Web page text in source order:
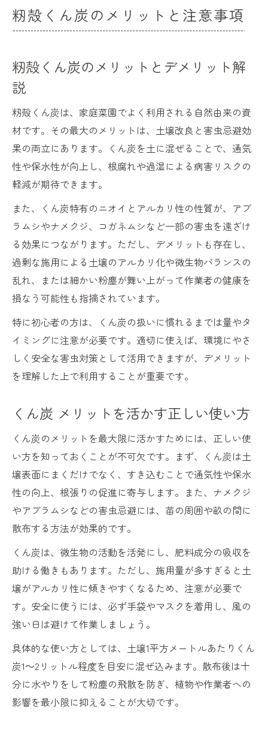
籾殻くん炭のメリットと注意事項
籾殻くん炭のメリットとデメリット解
説
籾殻くん炭は、家庭菜園でよく利用される自然由来の資
材です。その最大のメリットは、土壌改良と害虫忌避効
果の両立にあります。くん炭を土に混ぜることで、通気
性や保水性が向上し、根腐れや過湿による病害リスクの
軽減が期待できます。
また、くん炭特有のニオイとアルカリ性の性質が、アブ
ラムシやナメクジ、コガネムシなど一部の害虫を遠ざけ
る効果につながります。ただし、デメリットも存在し、
過剰な施用による土壌のアルカリ化や微生物バランスの
乱れ、または細かい粉塵が舞い上がって作業者の健康を
損なう可能性も指摘されています。
特に初心者の方は、くん炭の扱いに慣れるまでは量やタ
イミングに注意が必要です。適切に使えば、環境にやさ
しく安全な害虫対策として活用できますが、デメリット
を理解した上で利用することが重要です。
くん炭 メリットを活かす正しい使い方
くん炭のメリットを最大限に活かすためには、正しい使
い方を知っておくことが不可欠です。まず、くん炭は土
壌表面にまくだけでなく、すき込むことで通気性や保水
性の向上、根張りの促進に寄与します。また、ナメクジ
やアブラムシなどの害虫忌避には、苗の周囲や畝の間に
散布する方法が効果的です。
くん炭は、微生物の活動を活発にし、肥料成分の吸収を
助ける働きもあります。ただし、施用量が多すぎると土
壌がアルカリ性に傾きやすくなるため、注意が必要で
す。安全に使うには、必ず手袋やマスクを着用し、風の
強い日は避けて作業しましょう。
具体的な使い方としては、土壌1平方メートルあたりくん
炭1～2リットル程度を目安に混ぜ込みます。散布後は十
分に水やりをして粉塵の飛散を防ぎ、植物や作業者への
影響を最小限に抑えることが大切です。